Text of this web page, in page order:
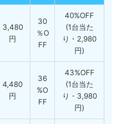
3,480
円
30
％O
FF
40%OFF
(1台当た
り・2,980
円)
4,480
円
36
%O
FF
43%OFF
(1台当た
り・3,980
円)